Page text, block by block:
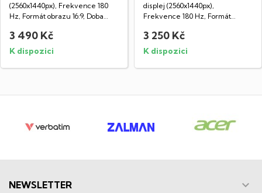
(2560x1440px), Frekvence 180
Hz, Formát obrazu 16:9, Doba
3 490 Kč
K dispozici
displej (2560x1440px),
Frekvence 180 Hz, Formát
3 250 Kč
K dispozici
NEWSLETTER 